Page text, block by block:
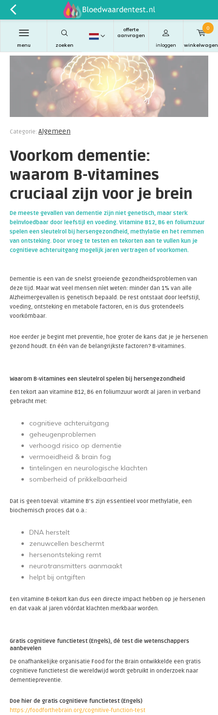
zoeken
offerte
aanvragen
inloggen
menu winkelwagen
0
Categorie: Algemeen
Voorkom dementie:
waarom B-vitamines
cruciaal zijn voor je brein
De meeste gevallen van dementie zijn niet genetisch, maar sterk
beïnvloedbaar door leefstijl en voeding. Vitamine B12, B6 en foliumzuur
spelen een sleutelrol bij hersengezondheid, methylatie en het remmen
van ontsteking. Door vroeg te testen en tekorten aan te vullen kun je
cognitieve achteruitgang mogelijk jaren vertragen of voorkomen.
Dementie is een van de snelst groeiende gezondheidsproblemen van
deze tijd. Maar wat veel mensen níet weten: minder dan 1% van alle
Alzheimergevallen is genetisch bepaald. De rest ontstaat door leefstijl,
voeding, ontsteking en metabole factoren, en is dus grotendeels
voorkómbaar.
Hoe eerder je begint met preventie, hoe groter de kans dat je je hersenen
gezond houdt. En één van de belangrijkste factoren? B-vitamines.
Waarom B-vitamines een sleutelrol spelen bij hersengezondheid
Een tekort aan vitamine B12, B6 en foliumzuur wordt al jaren in verband
gebracht met:
cognitieve achteruitgang
geheugenproblemen
verhoogd risico op dementie
vermoeidheid & brain fog
tintelingen en neurologische klachten
somberheid of prikkelbaarheid
Dat is geen toeval: vitamine B’s zijn essentieel voor methylatie, een
biochemisch proces dat o.a.:
DNA herstelt
zenuwcellen beschermt
hersenontsteking remt
neurotransmitters aanmaakt
helpt bij ontgiften
Een vitamine B-tekort kan dus een directe impact hebben op je hersenen
en dat vaak al jaren vóórdat klachten merkbaar worden.
Gratis cognitieve functietest (Engels), dé test die wetenschappers
aanbevelen
De onafhankelijke organisatie Food for the Brain ontwikkelde een gratis
cognitieve functietest die wereldwijd wordt gebruikt in onderzoek naar
dementiepreventie.
Doe hier de gratis cognitieve functietest (Engels)
https://foodforthebrain.org/cognitive-function-test